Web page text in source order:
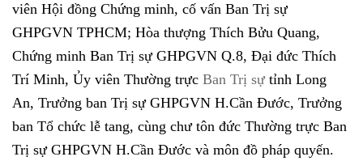
viên Hội đồng Chứng minh, cố vấn Ban Trị sự
GHPGVN TPHCM; Hòa thượng Thích Bửu Quang,
Chứng minh Ban Trị sự GHPGVN Q.8, Đại đức Thích
Trí Minh, Ủy viên Thường trực Ban Trị sựtỉnh Long
An, Trưởng ban Trị sự GHPGVN H.Cần Đước, Trưởng
ban Tổ chức lễ tang, cùng chư tôn đức Thường trực Ban
Trị sự GHPGVN H.Cần Đước và môn đồ pháp quyến.